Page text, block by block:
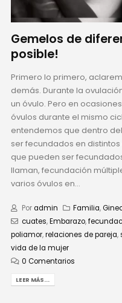
Gemelos de
posible!
Primero lo primero,
demás. Durante la
un óvulo. Pero en
óvulos durante el mismo
entendemos que dentro
ser fecundados en
que pueden ser
llaman, fecundación
varios óvulos en...
Poradmin Familia,
cuates,Embarazo,
poliamor,relaciones de pareja,
vida de la mujer
0 Comentarios
LEER MÁS...